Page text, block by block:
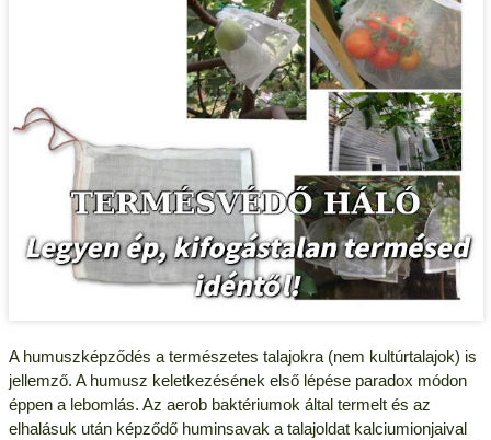
A humuszképződés a természetes talajokra (nem kultúrtalajok) is
jellemző. A humusz keletkezésének első lépése paradox módon
éppen a lebomlás. Az aerob baktériumok által termelt és az
elhalásuk után képződő huminsavak a talajoldat kalciumionjaival